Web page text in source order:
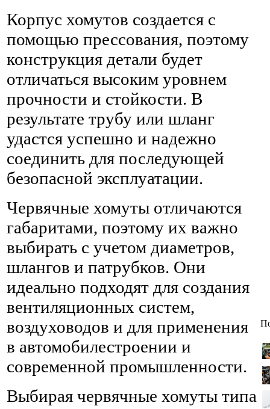
Корпус хомутов создается с
помощью прессования, поэтому
конструкция детали будет
отличаться высоким уровнем
прочности и стойкости. В
результате трубу или шланг
удастся успешно и надежно
соединить для последующей
безопасной эксплуатации.
Червячные хомуты отличаются
габаритами, поэтому их важно
выбирать с учетом диаметров,
шлангов и патрубков. Они
идеально подходят для создания
вентиляционных систем,
воздуховодов и для применения
в автомобилестроении и
современной промышленности.
Выбирая червячные хомуты типа